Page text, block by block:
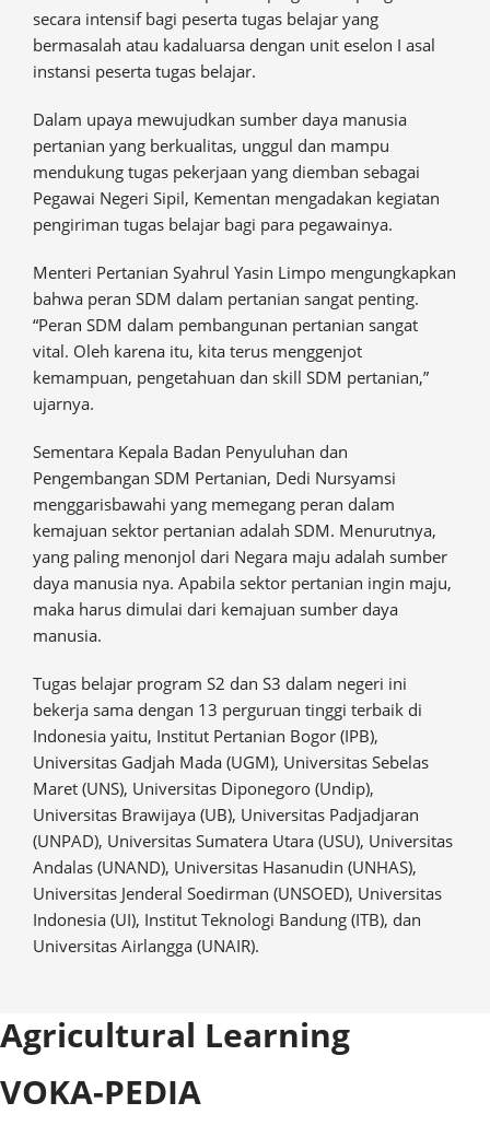
secara intensif bagi peserta tugas belajar yang
bermasalah atau kadaluarsa dengan unit eselon I asal
instansi peserta tugas belajar.
Dalam upaya mewujudkan sumber daya manusia
pertanian yang berkualitas, unggul dan mampu
mendukung tugas pekerjaan yang diemban sebagai
Pegawai Negeri Sipil, Kementan mengadakan kegiatan
pengiriman tugas belajar bagi para pegawainya.
Menteri Pertanian Syahrul Yasin Limpo mengungkapkan
bahwa peran SDM dalam pertanian sangat penting.
“Peran SDM dalam pembangunan pertanian sangat
vital. Oleh karena itu, kita terus menggenjot
kemampuan, pengetahuan dan skill SDM pertanian,”
ujarnya.
Sementara Kepala Badan Penyuluhan dan
Pengembangan SDM Pertanian, Dedi Nursyamsi
menggarisbawahi yang memegang peran dalam
kemajuan sektor pertanian adalah SDM. Menurutnya,
yang paling menonjol dari Negara maju adalah sumber
daya manusia nya. Apabila sektor pertanian ingin maju,
maka harus dimulai dari kemajuan sumber daya
manusia.
Tugas belajar program S2 dan S3 dalam negeri ini
bekerja sama dengan 13 perguruan tinggi terbaik di
Indonesia yaitu, Institut Pertanian Bogor (IPB),
Universitas Gadjah Mada (UGM), Universitas Sebelas
Maret (UNS), Universitas Diponegoro (Undip),
Universitas Brawijaya (UB), Universitas Padjadjaran
(UNPAD), Universitas Sumatera Utara (USU), Universitas
Andalas (UNAND), Universitas Hasanudin (UNHAS),
Universitas Jenderal Soedirman (UNSOED), Universitas
Indonesia (UI), Institut Teknologi Bandung (ITB), dan
Universitas Airlangga (UNAIR).
Agricultural Learning
VOKA-PEDIA